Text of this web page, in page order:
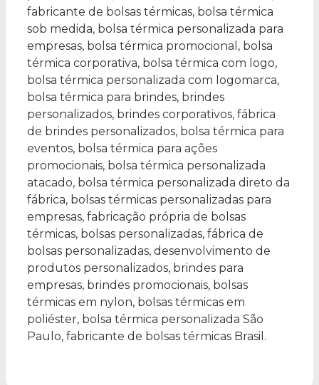
fabricante de bolsas térmicas, bolsa térmica
sob medida, bolsa térmica personalizada para
empresas, bolsa térmica promocional, bolsa
térmica corporativa, bolsa térmica com logo,
bolsa térmica personalizada com logomarca,
bolsa térmica para brindes, brindes
personalizados, brindes corporativos, fábrica
de brindes personalizados, bolsa térmica para
eventos, bolsa térmica para ações
promocionais, bolsa térmica personalizada
atacado, bolsa térmica personalizada direto da
fábrica, bolsas térmicas personalizadas para
empresas, fabricação própria de bolsas
térmicas, bolsas personalizadas, fábrica de
bolsas personalizadas, desenvolvimento de
produtos personalizados, brindes para
empresas, brindes promocionais, bolsas
térmicas em nylon, bolsas térmicas em
poliéster, bolsa térmica personalizada São
Paulo, fabricante de bolsas térmicas Brasil.